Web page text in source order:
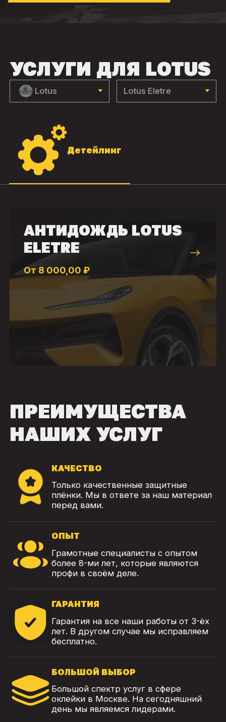
УСЛУГИ ДЛЯ LOTUS
Lotus Lotus Eletre
Детейлинг
АНТИДОЖДЬ LOTUS
ELETRE
От 8 000,00 ₽
ПРЕИМУЩЕСТВА
НАШИХ УСЛУГ
КАЧЕСТВО
Только качественные защитные
плёнки. Мы в ответе за наш материал
перед вами.
ОПЫТ
Грамотные специалисты с опытом
более 8-ми лет, которые являются
профи в своём деле.
ГАРАНТИЯ
Гарантия на все наши работы от 3-ёх
лет. В другом случае мы исправляем
бесплатно.
БОЛЬШОЙ ВЫБОР
Большой спектр услуг в сфере
оклейки в Москве. На сегодняшний
день мы являемся лидерами.